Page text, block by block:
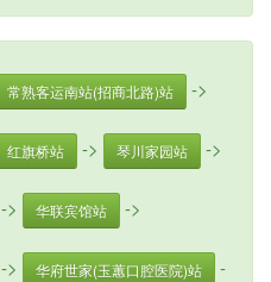
常熟客运南站(招商北路)站 ->
红旗桥站 -> 琴川家园站 ->
-> 华联宾馆站 ->
-> 华府世家(玉蕙口腔医院)站 -